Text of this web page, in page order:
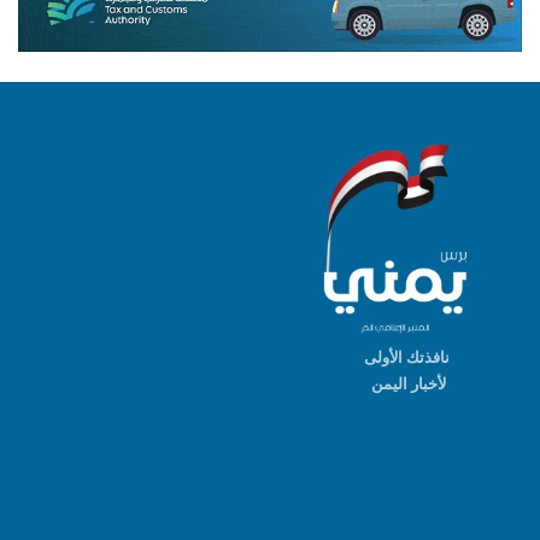
نافذتك الأولى
لأخبار اليمن